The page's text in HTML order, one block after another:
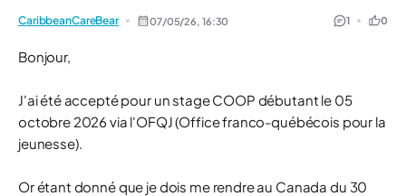
CaribbeanCareBear 07/05/26, 16:30 1 0
Bonjour,
J'ai été accepté pour un stage COOP débutant le 05
octobre 2026 via l'OFQJ (Office franco-québécois pour la
jeunesse).
Or étant donné que je dois me rendre au Canada du 30